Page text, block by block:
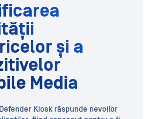
și a
Media
Kiosk răspunde nevoilor